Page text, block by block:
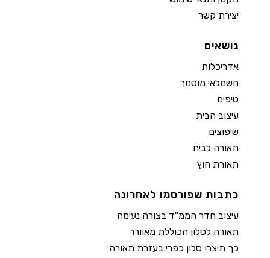
יצירת קשר
נושאים
אדריכלות
חשמלאי מוסמך
טיפים
עיצוב הבית
שיפוצים
תאורה לבית
תאורת חוץ
כתבות שפורסמו לאחרונה
עיצוב חדר הממ"ד בצורה נעימה
תאורה לסלון הכוללת מאוורר
כך תיצרו סלון כפרי בעזרת תאורה